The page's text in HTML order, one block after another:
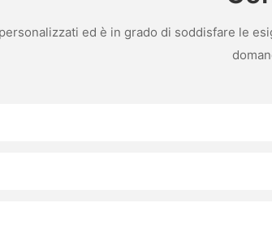
ed è in grado di soddisfare le